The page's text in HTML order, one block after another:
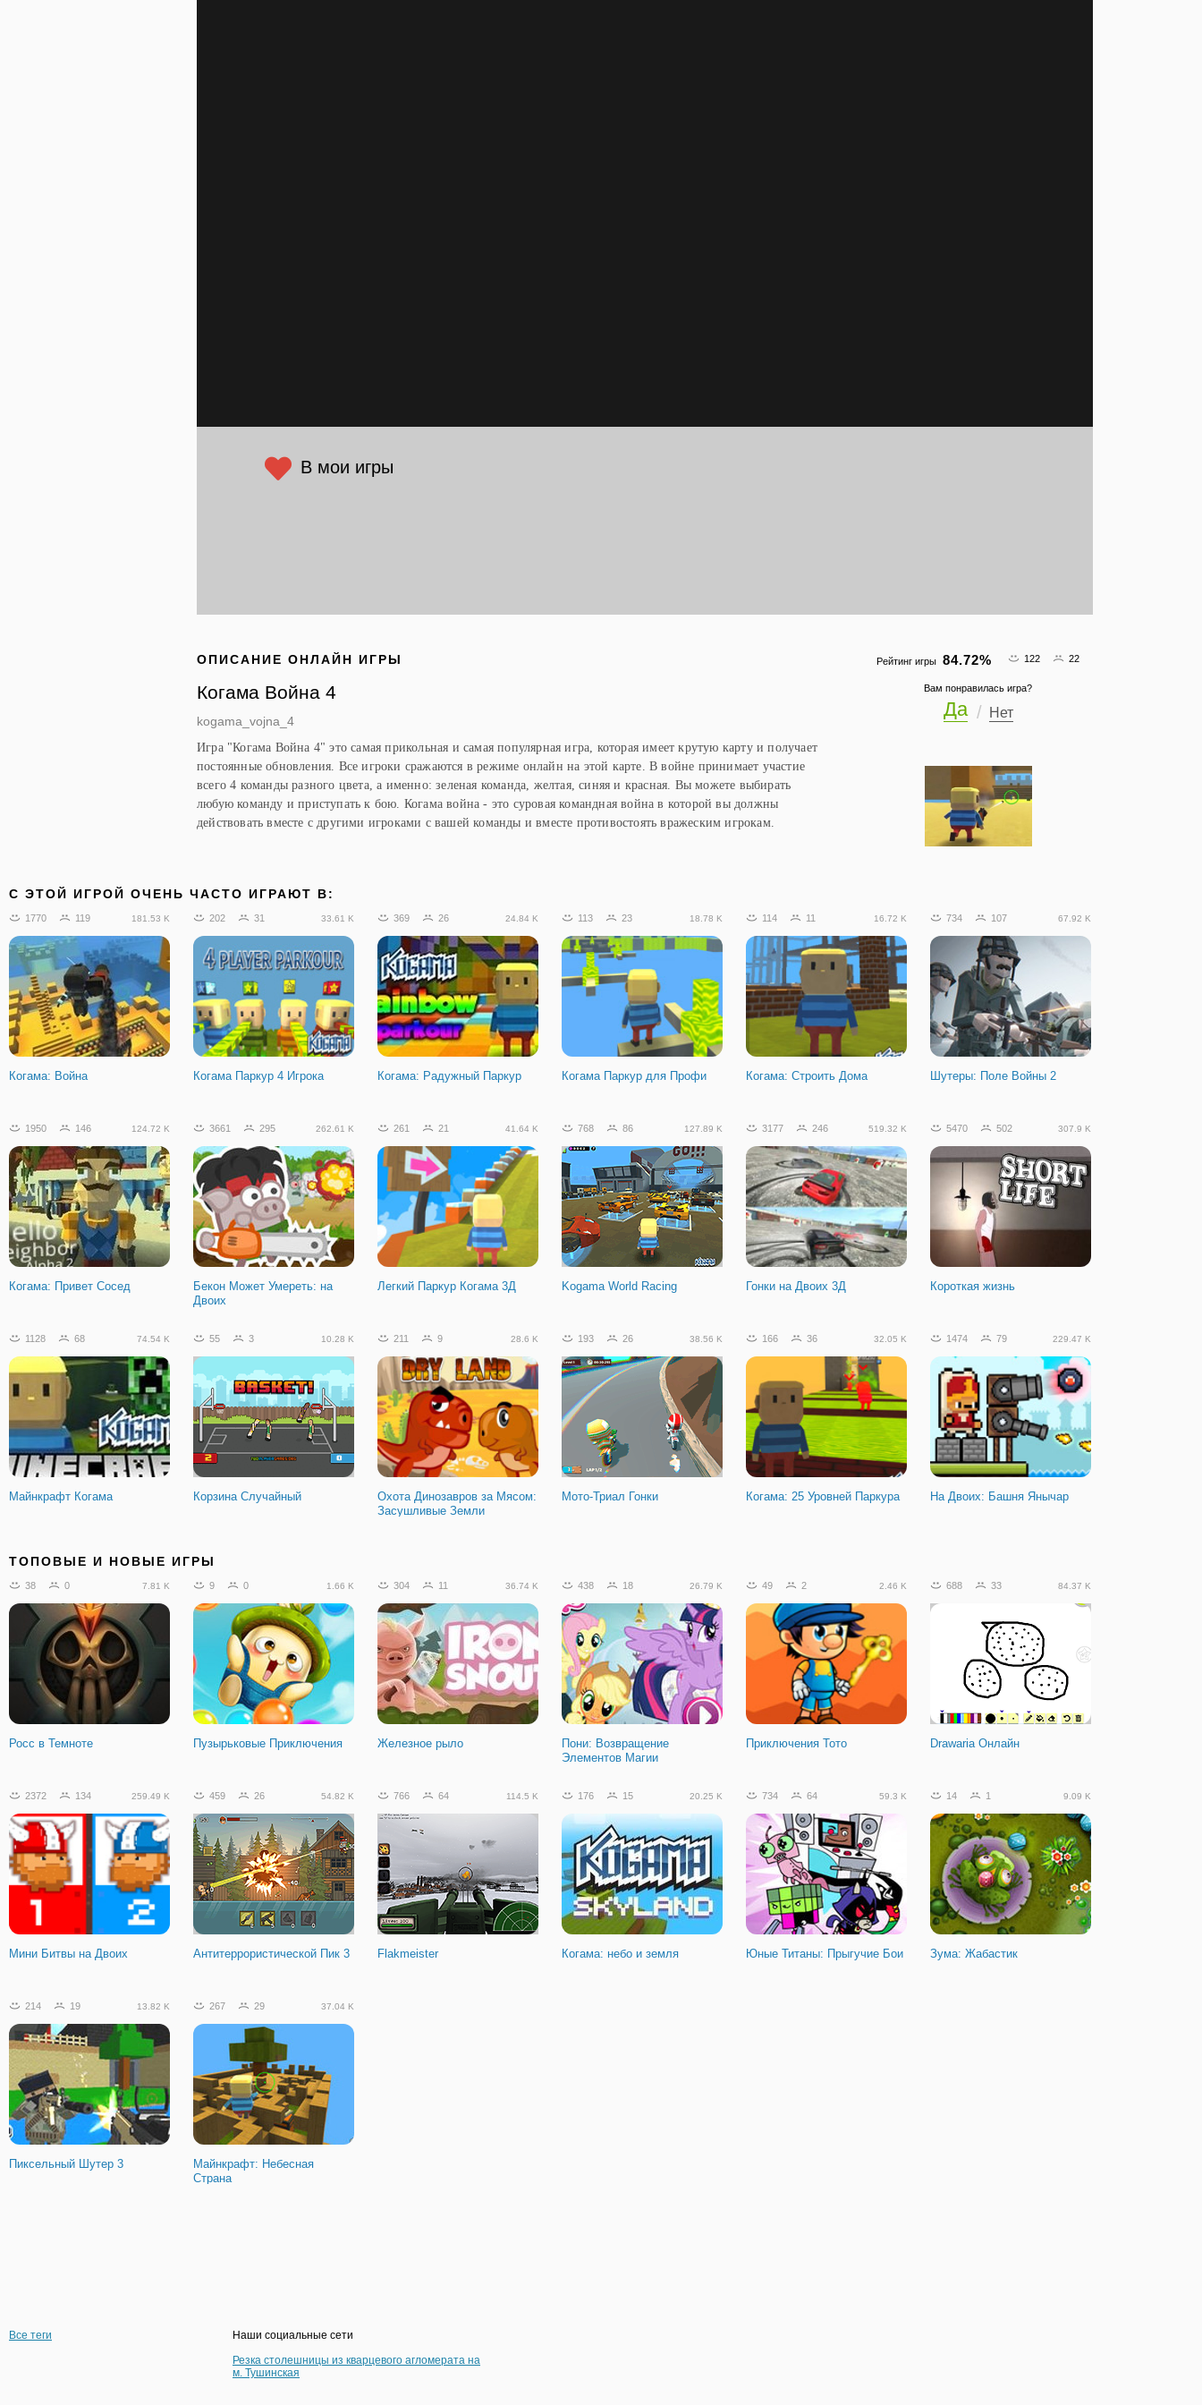
В мои игры
Рейтинг игры 84.72% 122 22
Вам понравилась игра?
Да Нет
ОПИСАНИЕ ОНЛАЙН ИГРЫ
Когама Война 4
kogama_vojna_4
Игра "Когама Война 4" это самая прикольная и самая популярная игра, которая имеет крутую карту и получает
постоянные обновления. Все игроки сражаются в режиме онлайн на этой карте. В войне принимает участие
всего 4 команды разного цвета, а именно: зеленая команда, желтая, синяя и красная. Вы можете выбирать
любую команду и приступать к бою. Когама война - это суровая командная война в которой вы должны
действовать вместе с другими игроками с вашей команды и вместе противостоять вражеским игрокам.
C ЭТОЙ ИГРОЙ ОЧЕНЬ ЧАСТО ИГРАЮТ В:
1770 119 181.53 K
Когама: Война
202 31 33.61 K
Когама Паркур 4 Игрока
369 26 24.84 K
Когама: Радужный Паркур
113 23 18.78 K
Когама Паркур для Профи
114 11 16.72 K
Когама: Строить Дома
734 107 67.92 K
Шутеры: Поле Войны 2
1950 146 124.72 K
Когама: Привет Сосед
3661 295 262.61 K
Бекон Может Умереть: на
Двоих
261 21 41.64 K
Легкий Паркур Когама 3Д
768 86 127.89 K
Kogama World Racing
3177 246 519.32 K
Гонки на Двоих 3Д
5470 502 307.9 K
Короткая жизнь
1128 68 74.54 K
Майнкрафт Когама
55 3 10.28 K
Корзина Случайный
211 9 28.6 K
Охота Динозавров за Мясом:
Засушливые Земли
193 26 38.56 K
Мото-Триал Гонки
166 36 32.05 K
Когама: 25 Уровней Паркура
1474 79 229.47 K
На Двоих: Башня Янычар
Когама: Побег из Тюрьмы
Строго Режима
Тачки: Скорость Молнии Когама: Мировые Гонки
ТОПОВЫЕ И НОВЫЕ ИГРЫ
38 0 7.81 K
Росс в Темноте
9 0 1.66 K
Пузырьковые Приключения
304 11 36.74 K
Железное рыло
438 18 26.79 K
Пони: Возвращение
Элементов Магии
49 2 2.46 K
Приключения Тото
688 33 84.37 K
Drawaria Онлайн
2372 134 259.49 K
Мини Битвы на Двоих
459 26 54.82 K
Антитеррористической Пик 3
766 64 114.5 K
Flakmeister
176 15 20.25 K
Когама: небо и земля
734 64 59.3 K
Юные Титаны: Прыгучие Бои
14 1 9.09 K
Зума: Жабастик
214 19 13.82 K
Пиксельный Шутер 3
267 29 37.04 K
Майнкрафт: Небесная
Страна
Все теги
Наши социальные сети
Резка столешницы из кварцевого агломерата на
м. Тушинская